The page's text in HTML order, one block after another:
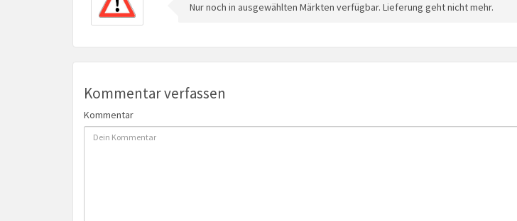
Nur noch in ausgewählten Märkten verfügbar. Lieferung geht nicht mehr.
Kommentar verfassen
Kommentar